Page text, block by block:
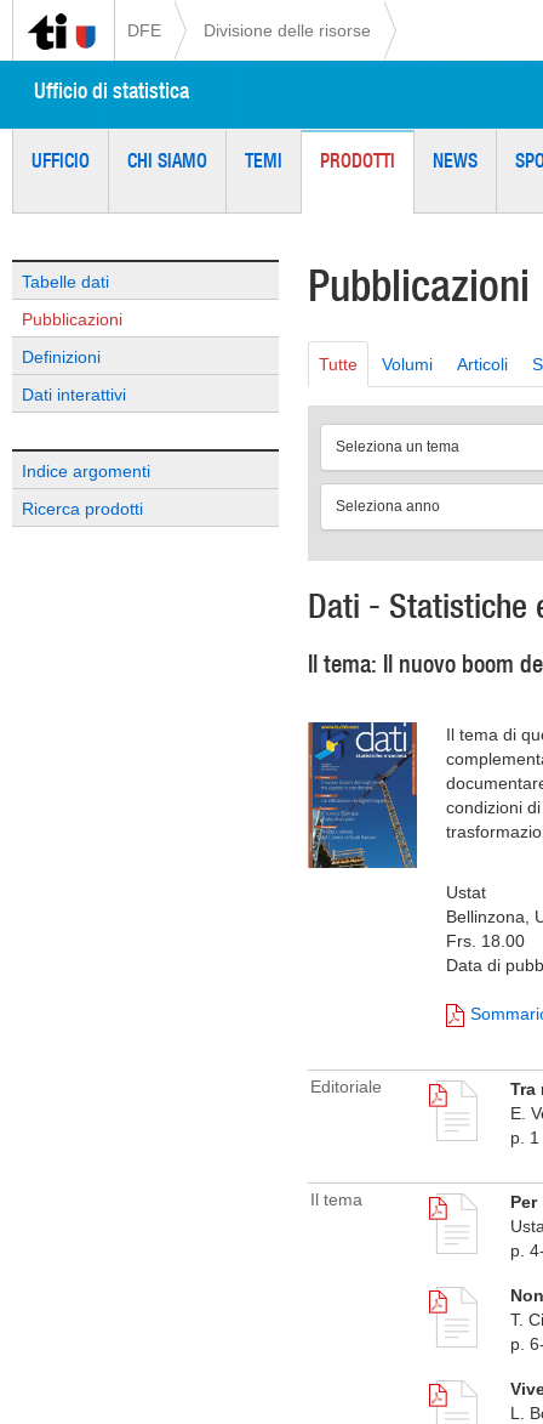
DFE Divisione delle risorse
Ufficio di statistica
UFFICIO CHI SIAMO TEMI PRODOTTI NEWS
Tabelle dati
Pubblicazioni
Definizioni
Dati interattivi
Indice argomenti
Ricerca prodotti
Pubblicazioni
Tutte Volumi Articoli
Seleziona un tema
Seleziona anno
Dati - Statistiche
Il tema: Il nuovo boom
Il tema di
condizioni
Ustat
Bellinzona,
Frs. 18.00
Data di
Editoriale
Tra
E.
p. 1
Il tema
p.
T.
p.
L.